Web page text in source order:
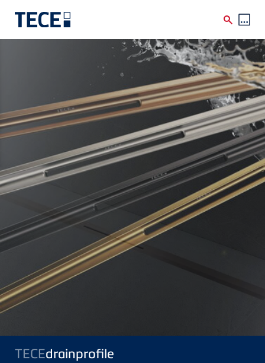
TECEdrainprofile